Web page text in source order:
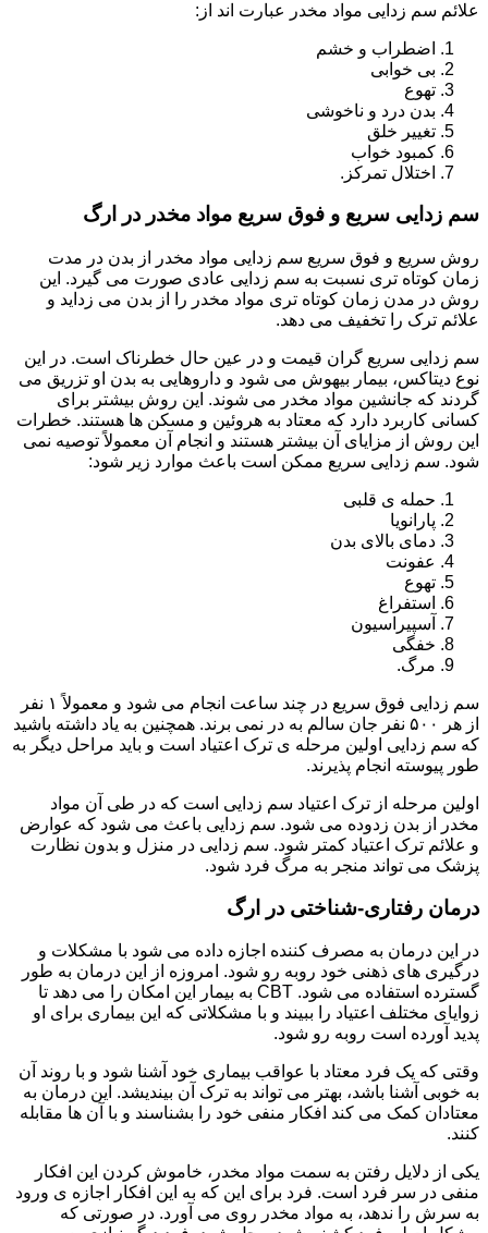
علائم سم زدایی مواد مخدر عبارت اند از:
اضطراب و خشم
بی خوابی
تهوع
بدن درد و ناخوشی
تغییر خلق
کمبود خواب
اختلال تمرکز.
سم زدایی سریع و فوق سریع مواد مخدر در ارگ
روش سریع و فوق سریع سم زدایی مواد مخدر از بدن در مدت
زمان کوتاه تری نسبت به سم زدایی عادی صورت می گیرد. این
روش در مدن زمان کوتاه تری مواد مخدر را از بدن می زداید و
علائم ترک را تخفیف می دهد.
سم زدایی سریع گران قیمت و در عین حال خطرناک است. در این
نوع دیتاکس، بیمار بیهوش می شود و داروهایی به بدن او تزریق می
گردند که جانشین مواد مخدر می شوند. این روش بیشتر برای
کسانی کاربرد دارد که معتاد به هروئین و مسکن ها هستند. خطرات
این روش از مزایای آن بیشتر هستند و انجام آن معمولاً توصیه نمی
شود. سم زدایی سریع ممکن است باعث موارد زیر شود:
حمله ی قلبی
پارانویا
دمای بالای بدن
عفونت
تهوع
استفراغ
آسپیراسیون
خفگی
مرگ.
سم زدایی فوق سریع در چند ساعت انجام می شود و معمولاً ۱ نفر
از هر ۵۰۰ نفر جان سالم به در نمی برند. همچنین به یاد داشته باشید
که سم زدایی اولین مرحله ی ترک اعتیاد است و باید مراحل دیگر به
طور پیوسته انجام پذیرند.
اولین مرحله از ترک اعتیاد سم زدایی است که در طی آن مواد
مخدر از بدن زدوده می شود. سم زدایی باعث می شود که عوارض
و علائم ترک اعتیاد کمتر شود. سم زدایی در منزل و بدون نظارت
پزشک می تواند منجر به مرگ فرد شود.
درمان رفتاری-شناختی در ارگ
در این درمان به مصرف کننده اجازه داده می شود با مشکلات و
درگیری های ذهنی خود روبه رو شود. امروزه از این درمان به طور
گسترده استفاده می شود. CBT به بیمار این امکان را می دهد تا
زوایای مختلف اعتیاد را ببیند و با مشکلاتی که این بیماری برای او
پدید آورده است روبه رو شود.
وقتی که یک فرد معتاد با عواقب بیماری خود آشنا شود و با روند آن
به خوبی آشنا باشد، بهتر می تواند به ترک آن بیندیشد. این درمان به
معتادان کمک می کند افکار منفی خود را بشناسند و با آن ها مقابله
کنند.
یکی از دلایل رفتن به سمت مواد مخدر، خاموش کردن این افکار
منفی در سر فرد است. فرد برای این که به این افکار اجازه ی ورود
به سرش را ندهد، به مواد مخدر روی می آورد. در صورتی که